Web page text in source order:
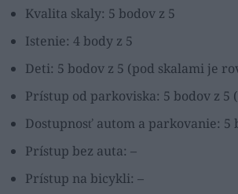
Kvalita skaly: 5 bodov z 5
Istenie: 4 body z 5
Deti: 5 bodov z 5 (pod skalami je
Prístup od parkoviska: 5 bodov z 5
Dostupnosť autom a parkovanie: 5
Prístup bez auta: –
Prístup na bicykli: –